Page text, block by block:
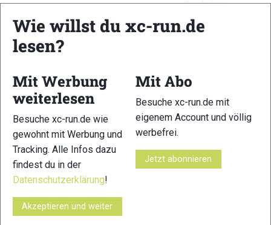
Ergebnisse
Schreibe einen Kommentar
xc-run.de ist DAS deutschsprachige Trailrunning-Portal mit
aktuellen News aus der Szene, einer Traildatenbank,
Trailrunning-Community und allem was du sonst noch über
deine Lieblingssportart wissen solltest.
ObTrailrunning-Anfänger oder Profi-Sportler, wir haben
immer ein offenes Ohr für dich! Du kannst uns jederzeit über
Wie willst du xc-run.de
lesen?
Mit Werbung
weiterlesen
Besuche xc-run.de wie
gewohnt mit Werbung und
Tracking. Alle Infos dazu
findest du in der
Datenschutzerklärung!
Akzeptieren und weiter
Mit Abo
Besuche xc-run.de mit
eigenem Account und völlig
werbefrei.
Jetzt abonnieren